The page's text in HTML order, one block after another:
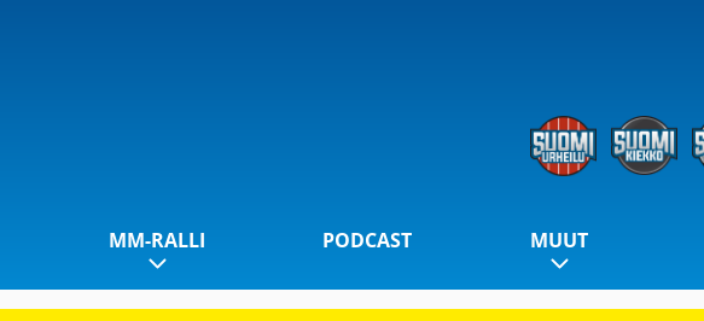
MM-RALLI PODCAST MUUT